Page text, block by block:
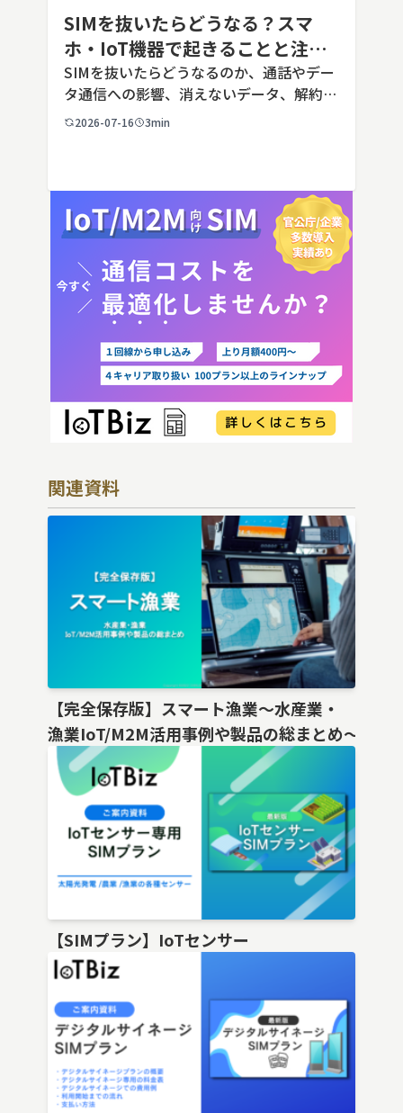
SIMを抜いたらどうなる？スマ
ホ・IoT機器で起きることと注意
点を解説
SIMを抜いたらどうなるのか、通話やデー
タ通信への影響、消えないデータ、解約や
端末譲渡時の注意点を整理。さらに法人・
2026-07-16 3min
関連資料
【完全保存版】スマート漁業〜水産業・
漁業IoT/M2M活用事例や製品の総まとめ〜
【SIMプラン】IoTセンサー